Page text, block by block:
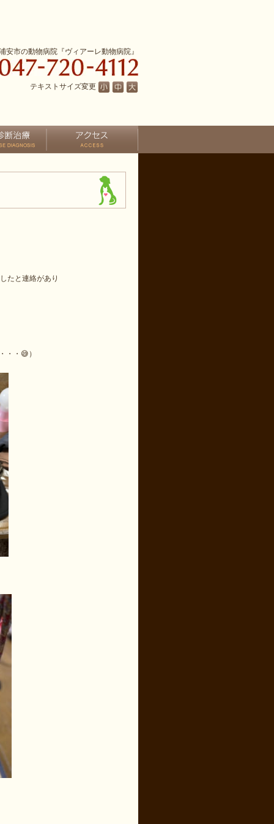
安市の動物病院『ヴィアーレ動物病院』
テキストサイズ変更
たと連絡があり
・・😅）